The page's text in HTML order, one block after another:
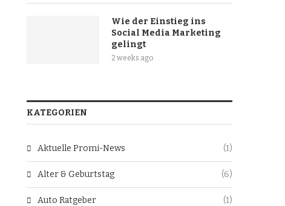
Wie der Einstieg ins
Social Media Marketing
gelingt
2 weeks ago
KATEGORIEN
Aktuelle Promi-News (1)
Alter & Geburtstag (6)
Auto Ratgeber (1)